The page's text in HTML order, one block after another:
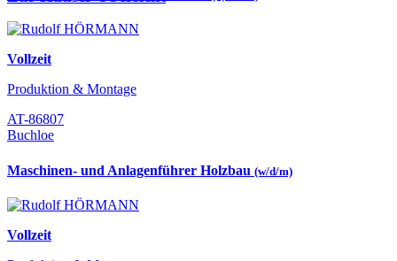
Vollzeit
Produktion & Montage
AT-86807
Buchloe
Maschinen- und Anlagenführer Holzbau (w/d/m)
Vollzeit